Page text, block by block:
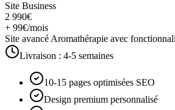
Site Business
2 990€
+ 99€/mois
Site avancé Aromathérapie avec
Livraison : 4-5 semaines
10-15 pages optimisées SEO
Design premium personnalisé